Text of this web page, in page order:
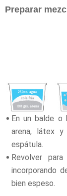
Preparar
En un balde o
arena, látex
espátula.
Revolver
incorporando
bien espeso.